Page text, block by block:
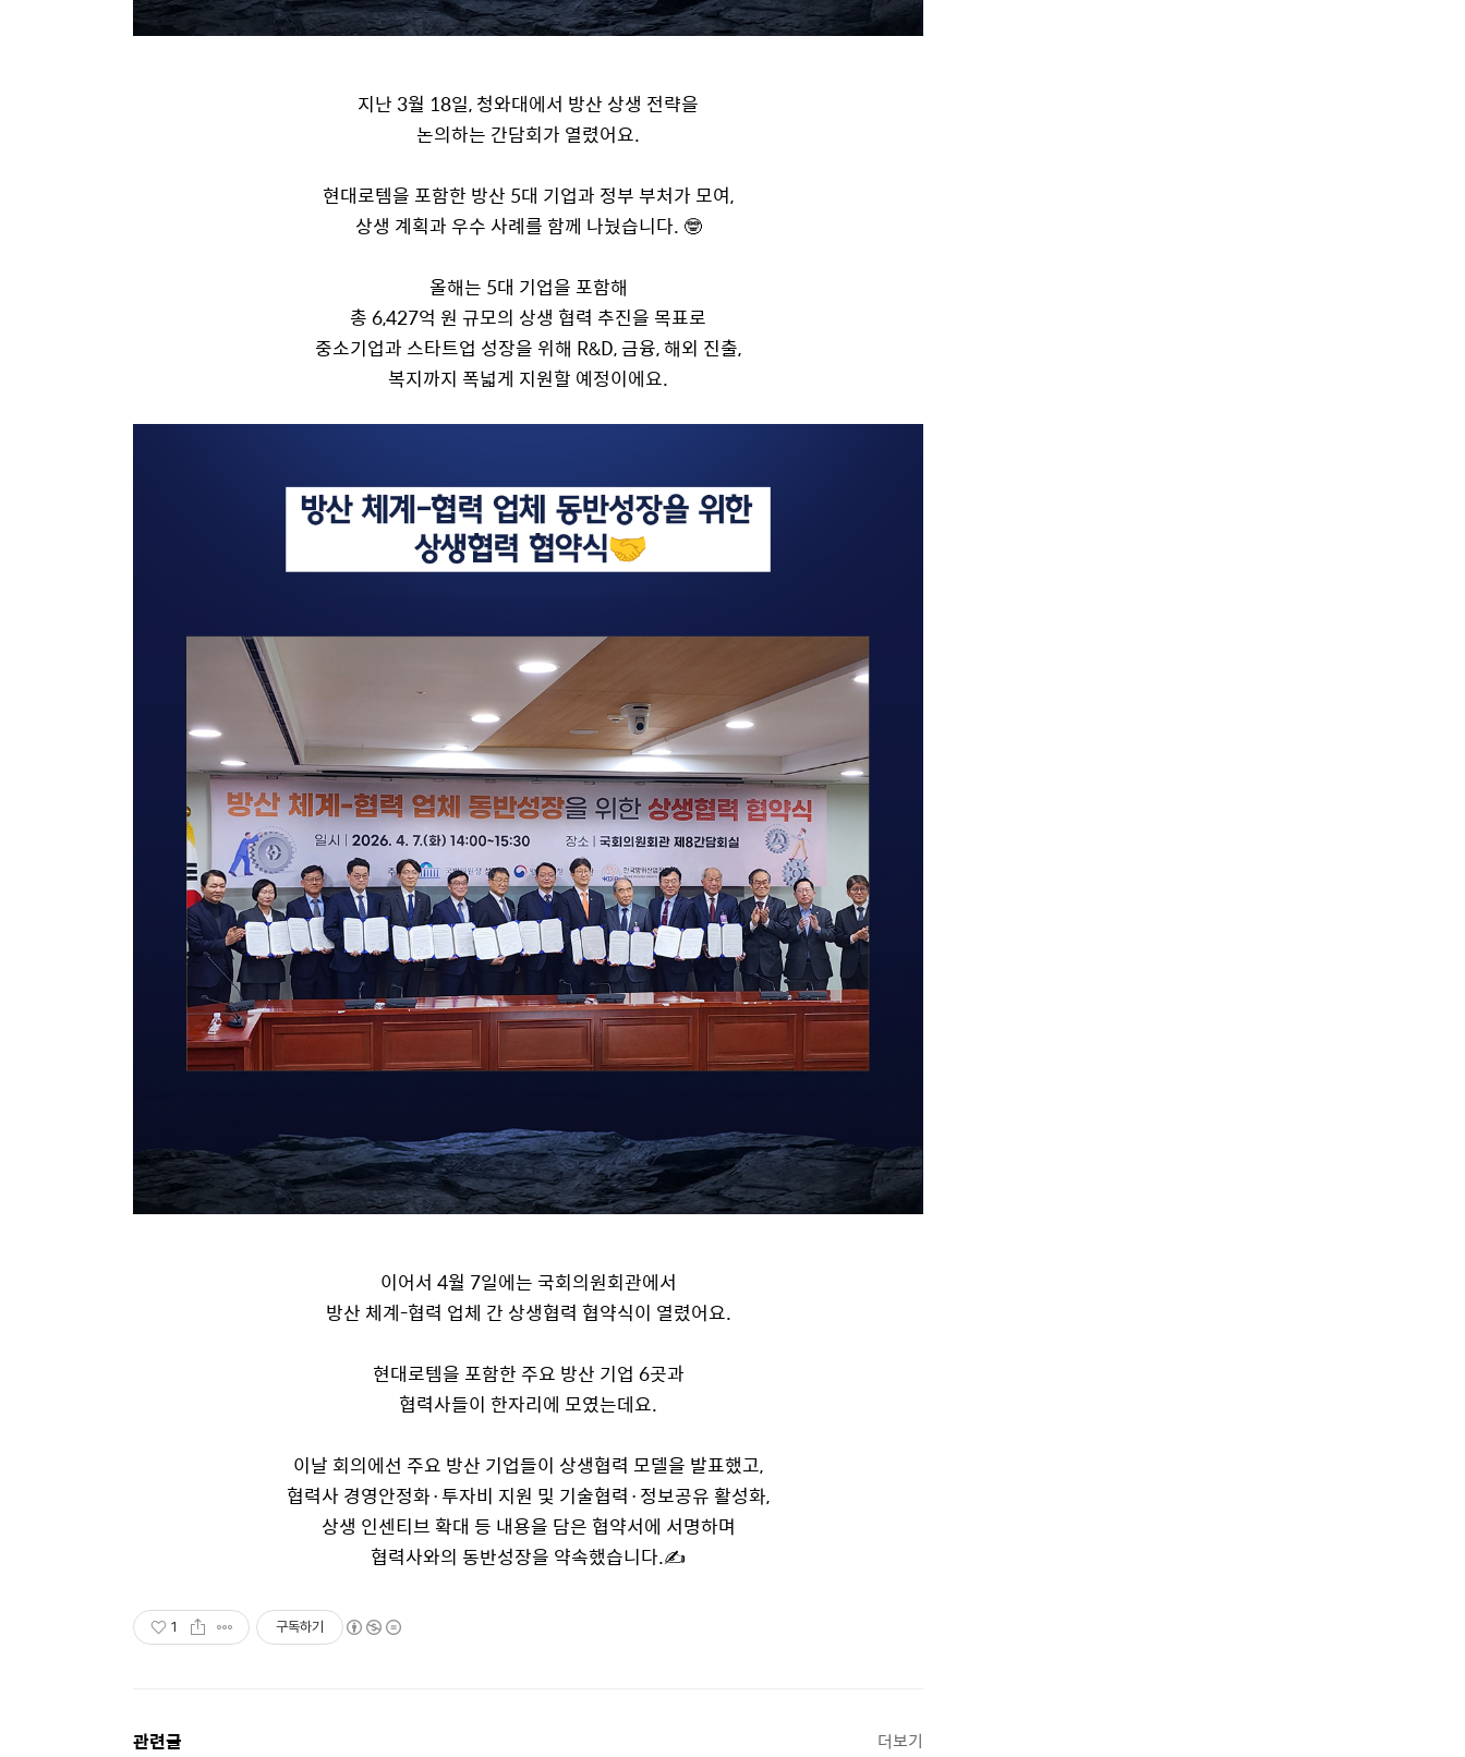
지난 3월 18일, 청와대에서 방산 상생 전략을
논의하는 간담회가 열렸어요.
현대로템을 포함한 방산 5대 기업과 정부 부처가 모여,
상생 계획과 우수 사례를 함께 나눴습니다. 🤓
올해는 5대 기업을 포함해
총 6,427억 원 규모의 상생 협력 추진을 목표로
중소기업과 스타트업 성장을 위해 R&D, 금융, 해외 진출,
복지까지 폭넓게 지원할 예정이에요.
이어서 4월 7일에는 국회의원회관에서
방산 체계-협력 업체 간 상생협력 협약식이 열렸어요.
현대로템을 포함한 주요 방산 기업 6곳과
협력사들이 한자리에 모였는데요.
이날 회의에선 주요 방산 기업들이 상생협력 모델을 발표했고,
협력사 경영안정화·투자비 지원 및 기술협력·정보공유 활성화,
상생 인센티브 확대 등 내용을 담은 협약서에 서명하며
협력사와의 동반성장을 약속했습니다.✍️
1 구독하기
관련글 더보기